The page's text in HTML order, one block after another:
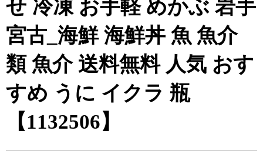
せ 冷凍 お手軽 めかぶ 岩手
宮古_海鮮 海鮮丼 魚 魚介
類 魚介 送料無料 人気 おす
すめ うに イクラ 瓶
【1132506】